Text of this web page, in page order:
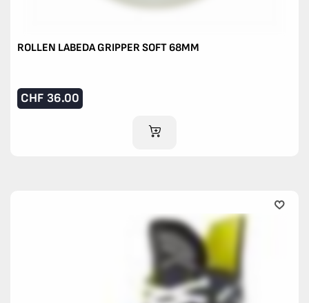
ROLLEN LABEDA GRIPPER SOFT 68MM
CHF 36.00
IM WARENKORB